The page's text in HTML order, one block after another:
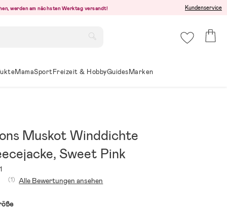
werden am nächsten Werktag versandt! Kundenservice
MamaSportFreizeit & HobbyGuidesMarken
Muskot Winddichte
Sweet Pink
(1) Alle Bewertungen ansehen